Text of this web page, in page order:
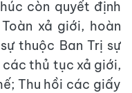
còn quyết định
xả giới, hoàn
thuộc Ban Trị sự
các thủ tục xả giới,
Thu hồi các giấy